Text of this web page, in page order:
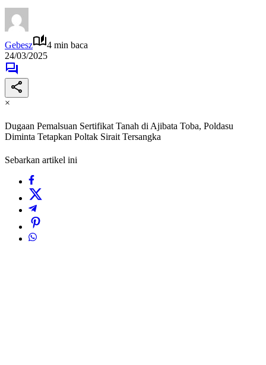
Gebesz
4 min baca
24/03/2025
×
Dugaan Pemalsuan Sertifikat Tanah di Ajibata Toba, Poldasu
Diminta Tetapkan Poltak Sirait Tersangka
Sebarkan artikel ini